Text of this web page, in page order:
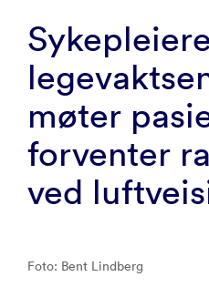
møter
forventer
ved
Foto: Bent Lindberg